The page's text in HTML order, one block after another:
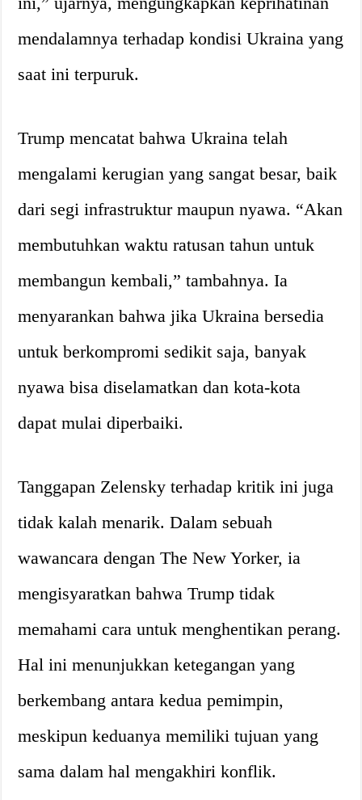
mendalamnya terhadap kondisi Ukraina yang
saat ini terpuruk.
Trump mencatat bahwa Ukraina telah
mengalami kerugian yang sangat besar, baik
dari segi infrastruktur maupun nyawa. “Akan
membutuhkan waktu ratusan tahun untuk
membangun kembali,” tambahnya. Ia
menyarankan bahwa jika Ukraina bersedia
untuk berkompromi sedikit saja, banyak
nyawa bisa diselamatkan dan kota-kota
dapat mulai diperbaiki.
Tanggapan Zelensky terhadap kritik ini juga
tidak kalah menarik. Dalam sebuah
wawancara dengan The New Yorker, ia
mengisyaratkan bahwa Trump tidak
memahami cara untuk menghentikan perang.
Hal ini menunjukkan ketegangan yang
berkembang antara kedua pemimpin,
meskipun keduanya memiliki tujuan yang
sama dalam hal mengakhiri konflik.